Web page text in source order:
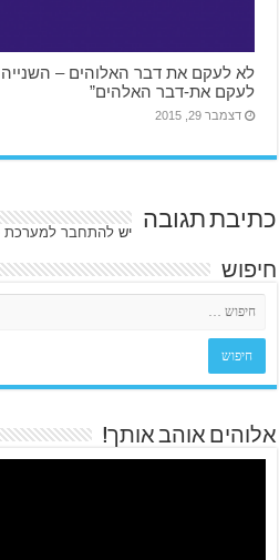
לעקם את-דבר האלהים”
דצמבר 29, 2015
כתיבת תגובה ישלהתחבר למערכת
חיפוש
אלוהים אוהב אותך!